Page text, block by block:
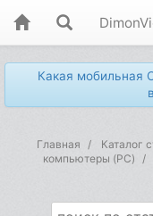
Какая мобильная
Главная Каталог
компьютеры (PC)